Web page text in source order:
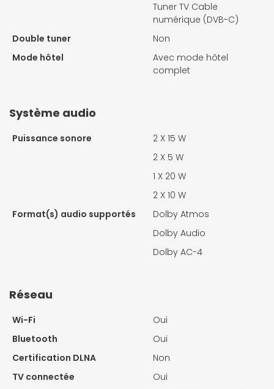
Tuner TV Cable
numérique (DVB-C)
Double tuner
Non
Mode hôtel
Avec mode hôtel
complet
Système audio
Puissance sonore 2 X 15 W
2 X 5 W
1 X 20 W
2 X 10 W
Format(s) audio supportés
Dolby Atmos
Dolby Audio
Dolby AC-4
Réseau
Wi-Fi
Oui
Bluetooth
Oui
Certification DLNA
Non
TV connectée
Oui